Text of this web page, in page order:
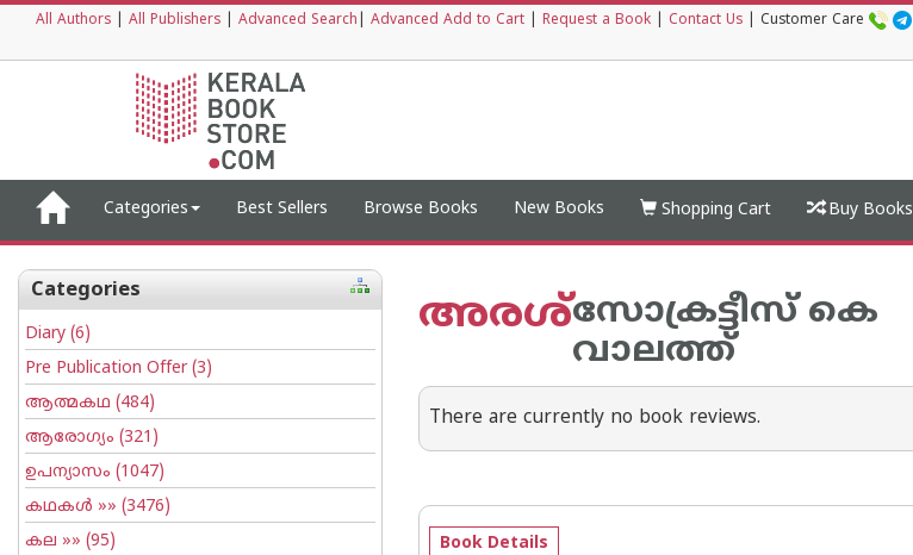
All Authors All Publishers Advanced Search Advanced Add to Cart Request a Book Contact Us Customer Care
Categories Best Sellers Browse Books New Books Shopping Cart Buy Books
Categories
Diary (6)
Pre Publication Offer(3)
ആത്മകഥ (484)
ആരോഗ്യം (321)
ഉപന്യാസം (1047)
കഥകള്‍ »» (3476)
കല »» (95)
അരശ്സോക്രട്ടീസ് കെ
വാലത്ത്
There are currently no book reviews.
Book Details